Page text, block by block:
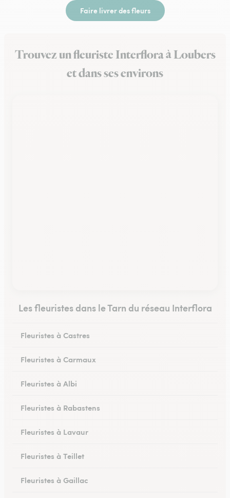
Faire livrer des fleurs
Trouvez un fleuriste Interflora à Loubers
et dans ses environs
Les fleuristes dans le Tarn du réseau Interflora
Fleuristes à Castres
Fleuristes à Carmaux
Fleuristes à Albi
Fleuristes à Rabastens
Fleuristes à Lavaur
Fleuristes à Teillet
Fleuristes à Gaillac